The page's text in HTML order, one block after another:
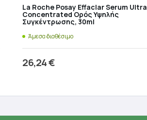
La Roche Posay Effaclar Serum Ultra
Concentrated Ορός Υψηλής
Συγκέντρωσης, 30ml
Άμεσα διαθέσιμο
26,24€